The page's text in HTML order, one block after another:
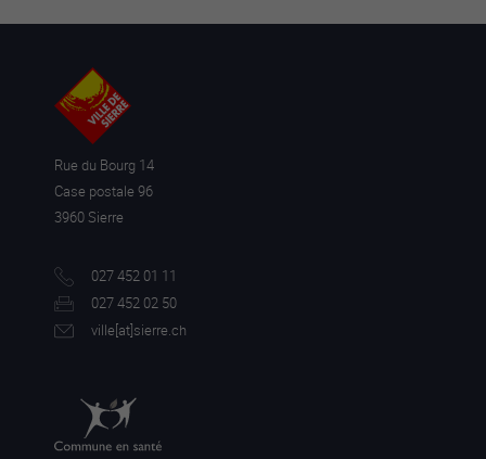
Rue du Bourg 14
Case postale 96
3960 Sierre
027 452 01 11
027 452 02 50
ville[at]sierre.ch